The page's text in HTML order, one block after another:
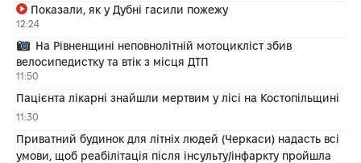
Показали, як у Дубні гасили пожежу
12:24
На Рівненщині неповнолітній мотоцикліст збив
велосипедистку та втік з місця ДТП
11:50
Пацієнта лікарні знайшли мертвим у лісі на Костопільщині
11:30
Приватний будинок для літніх людей (Черкаси) надасть всі
умови, щоб реабілітація після інсульту/інфаркту пройшла